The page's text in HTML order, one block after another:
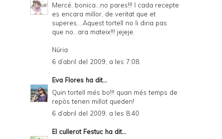
Mercé, bonica...no pares!!! I cada recepte
es encara millor, de veritat que et
superes....Aquest tortell no li diria pas
que no...ara mateix!!! jejeje.
Núria
6 d’abril del 2009, a les 7:08
Eva Flores ha dit...
Quin tortell més bo!!! quan més temps de
repòs tenen millot queden!
6 d’abril del 2009, a les 8:40
El cullerot Festuc ha dit...